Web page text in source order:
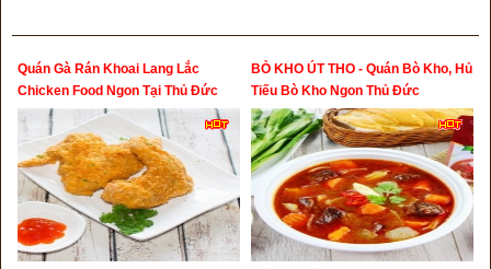
Quán Gà Rán Khoai Lang Lắc
Chicken Food Ngon Tại Thủ Đức
BÒ KHO ÚT THO - Quán Bò Kho, Hủ
Tiếu Bò Kho Ngon Thủ Đức